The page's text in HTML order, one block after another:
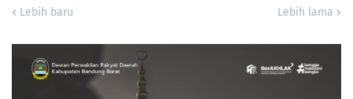
Lebih baru Lebih lama